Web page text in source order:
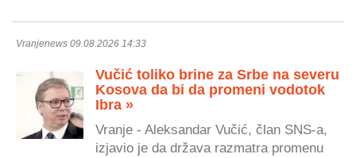
Vranjenews 09.08.2026 14:33
Vučić toliko brine za Srbe na severu
Kosova da bi da promeni vodotok
Ibra »
Vranje - Aleksandar Vučić, član SNS-a,
izjavio je da država razmatra promenu